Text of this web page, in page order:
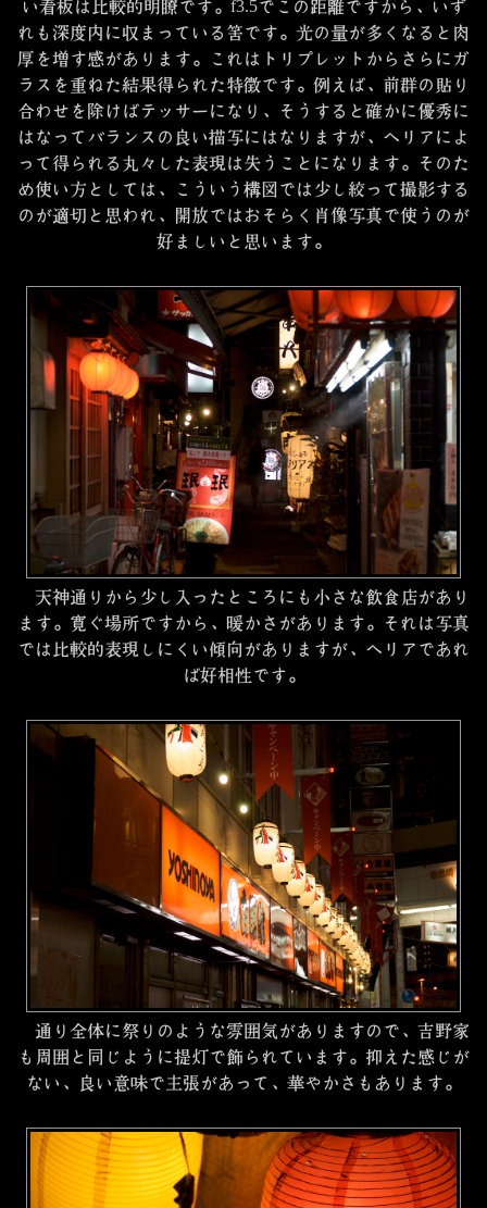
い看板は比較的明瞭です。f3.5でこの距離ですから、いず
れも深度内に収まっている筈です。光の量が多くなると肉
厚を増す感があります。これはトリプレットからさらにガ
ラスを重ねた結果得られた特徴です。例えば、前群の貼り
合わせを除けばテッサーになり、そうすると確かに優秀に
はなってバランスの良い描写にはなりますが、ヘリアによ
って得られる丸々した表現は失うことになります。そのた
め使い方としては、こういう構図では少し絞って撮影する
のが適切と思われ、開放ではおそらく肖像写真で使うのが
好ましいと思います。
天神通りから少し入ったところにも小さな飲食店があり
ます。寛ぐ場所ですから、暖かさがあります。それは写真
では比較的表現しにくい傾向がありますが、ヘリアであれ
ば好相性です。
通り全体に祭りのような雰囲気がありますので、吉野家
も周囲と同じように提灯で飾られています。抑えた感じが
ない、良い意味で主張があって、華やかさもあります。